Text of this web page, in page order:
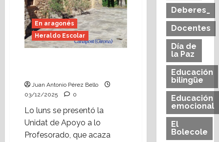
En aragonés
Heraldo Escolar
Juan Antonio Pérez Bello
03/12/2025
0
Lo luns se presentó la
Unidat de Apoyo a lo
Profesorado, que acaza
Deberes_
Docentes
Día de
la Paz
Educación
bilingüe
Educación
emocional
El
Bolecole